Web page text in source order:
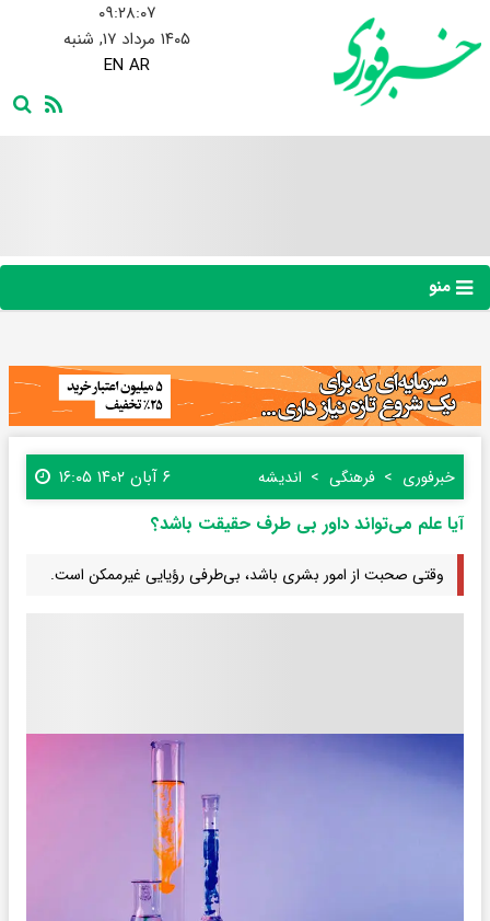
۰۹:۲۸:۰۹
۱۴۰۵ مرداد ۱۷, شنبه
EN AR
منو
خبرفوری فرهنگی اندیشه ۶ آبان ۱۴۰۲ ۱۶:۰۵
آیا علم می‌تواند داور بی طرف حقیقت باشد؟
وقتی صحبت از امور بشری باشد، بی‌طرفی رؤیایی غیرممکن است.